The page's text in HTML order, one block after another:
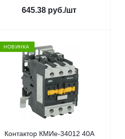
645.38 руб./шт
НОВИНКА
Контактор КМИе-34012 40А